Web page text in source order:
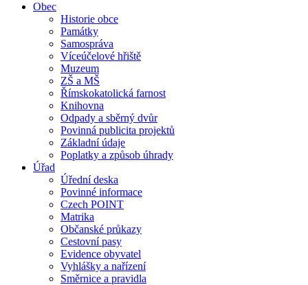
Obec
Historie obce
Památky
Samospráva
Víceúčelové hřiště
Muzeum
ZŠ a MŠ
Římskokatolická farnost
Knihovna
Odpady a sběrný dvůr
Povinná publicita projektů
Základní údaje
Poplatky a způsob úhrady
Úřad
Úřední deska
Povinné informace
Czech POINT
Matrika
Občanské průkazy
Cestovní pasy
Evidence obyvatel
Vyhlášky a nařízení
Směrnice a pravidla